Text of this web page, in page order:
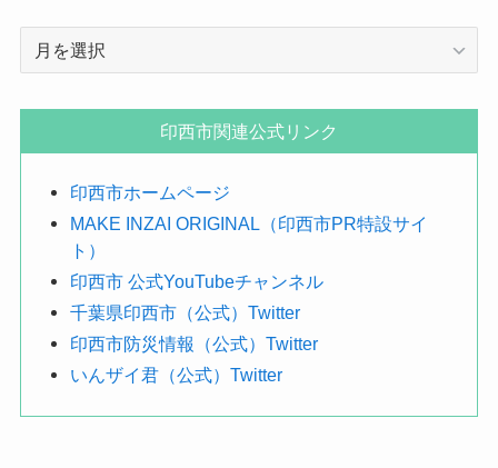
す
印西市関連公式リンク
印西市ホームページ
MAKE INZAI ORIGINAL（印西市PR特設サイ
ト）
印西市 公式YouTubeチャンネル
千葉県印西市（公式）Twitter
印西市防災情報（公式）Twitter
いんザイ君（公式）Twitter